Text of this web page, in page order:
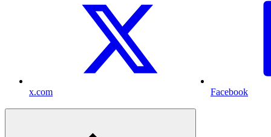
x.com Facebook